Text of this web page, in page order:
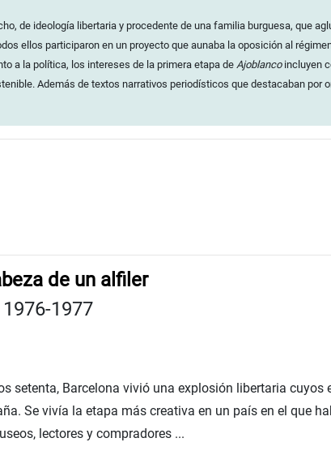
de ideología libertaria y procedente de una familia burguesa, que
ellos participaron en un proyecto que aunaba la oposición al
a la política, los intereses de la primera etapa de Ajoblancoincluyen
Además de textos narrativos periodísticos que destacaban por
de un alfiler
1977
setenta, Barcelona vivió una explosión libertaria cuyos
Se vivía la etapa más creativa en un país en el que
lectores y compradores ...